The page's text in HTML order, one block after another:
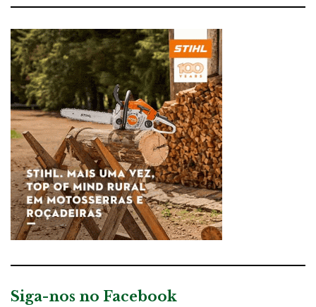
Siga-nos no Facebook